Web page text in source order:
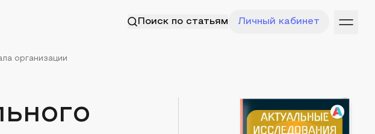
Поиск по статьям Личный кабинет
организации